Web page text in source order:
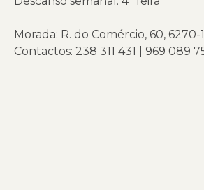
Morada: R. do Comércio, 60,
Contactos: 238 311 431 | 969 089